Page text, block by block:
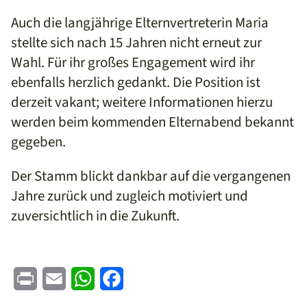
Auch die langjährige Elternvertreterin Maria
stellte sich nach 15 Jahren nicht erneut zur
Wahl. Für ihr großes Engagement wird ihr
ebenfalls herzlich gedankt. Die Position ist
derzeit vakant; weitere Informationen hierzu
werden beim kommenden Elternabend bekannt
gegeben.
Der Stamm blickt dankbar auf die vergangenen
Jahre zurück und zugleich motiviert und
zuversichtlich in die Zukunft.
Print Email WhatsApp